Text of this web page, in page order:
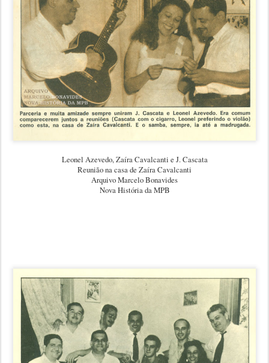
Leonel Azevedo, Zaíra Cavalcanti e J. Cascata
Reunião na casa de Zaíra Cavalcanti
Arquivo Marcelo Bonavides
Nova História da MPB